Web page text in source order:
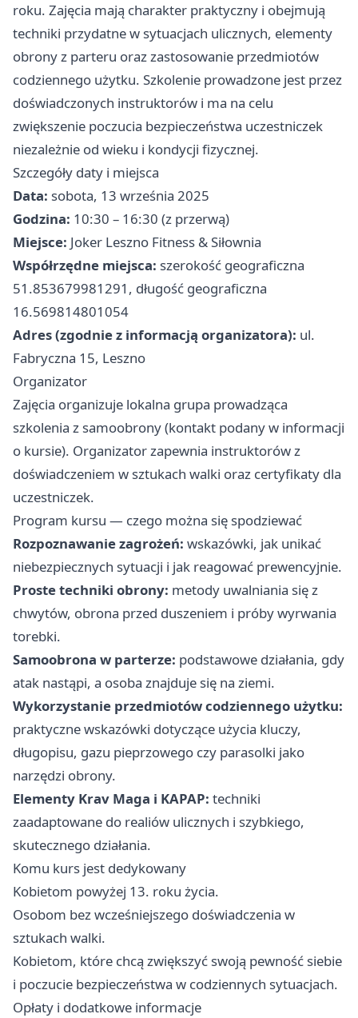
roku. Zajęcia mają charakter praktyczny i obejmują
techniki przydatne w sytuacjach ulicznych, elementy
obrony z parteru oraz zastosowanie przedmiotów
codziennego użytku. Szkolenie prowadzone jest przez
doświadczonych instruktorów i ma na celu
zwiększenie poczucia bezpieczeństwa uczestniczek
niezależnie od wieku i kondycji fizycznej.
Szczegóły daty i miejsca
Data: sobota, 13 września 2025
Godzina: 10:30 – 16:30 (z przerwą)
Miejsce: Joker Leszno Fitness & Siłownia
Współrzędne miejsca: szerokość geograficzna
51.853679981291, długość geograficzna
16.569814801054
Adres (zgodnie z informacją organizatora): ul.
Fabryczna 15, Leszno
Organizator
Zajęcia organizuje lokalna grupa prowadząca
szkolenia z samoobrony (kontakt podany w informacji
o kursie). Organizator zapewnia instruktorów z
doświadczeniem w sztukach walki oraz certyfikaty dla
uczestniczek.
Program kursu — czego można się spodziewać
Rozpoznawanie zagrożeń: wskazówki, jak unikać
niebezpiecznych sytuacji i jak reagować prewencyjnie.
Proste techniki obrony: metody uwalniania się z
chwytów, obrona przed duszeniem i próby wyrwania
torebki.
Samoobrona w parterze: podstawowe działania, gdy
atak nastąpi, a osoba znajduje się na ziemi.
Wykorzystanie przedmiotów codziennego użytku:
praktyczne wskazówki dotyczące użycia kluczy,
długopisu, gazu pieprzowego czy parasolki jako
narzędzi obrony.
Elementy Krav Maga i KAPAP: techniki
zaadaptowane do realiów ulicznych i szybkiego,
skutecznego działania.
Komu kurs jest dedykowany
Kobietom powyżej 13. roku życia.
Osobom bez wcześniejszego doświadczenia w
sztukach walki.
Kobietom, które chcą zwiększyć swoją pewność siebie
i poczucie bezpieczeństwa w codziennych sytuacjach.
Opłaty i dodatkowe informacje